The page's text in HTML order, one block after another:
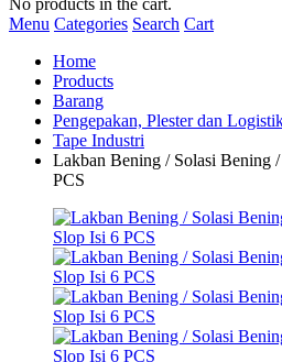
No products in the cart.
Menu Categories Search Cart
Home
Products
Barang
Pengepakan, Plester dan
Tape Industri
Lakban Bening / Solasi Bening
PCS